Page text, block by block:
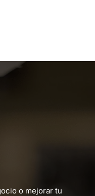
o mejorar tu